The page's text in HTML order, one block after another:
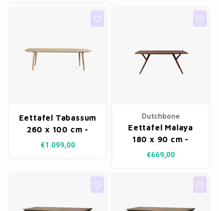
Eettafel Tabassum
260 x 100 cm -
recycled teak
€1.099,00
Dutchbone
Eettafel Malaya
180 x 90 cm -
Notenfineer
€669,00